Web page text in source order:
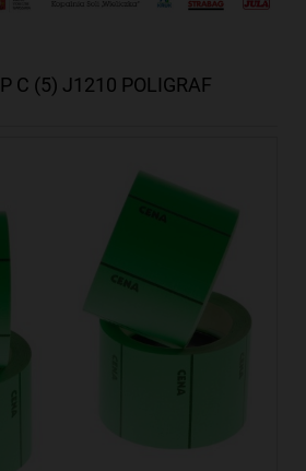
C (5) J1210 POLIGRAF